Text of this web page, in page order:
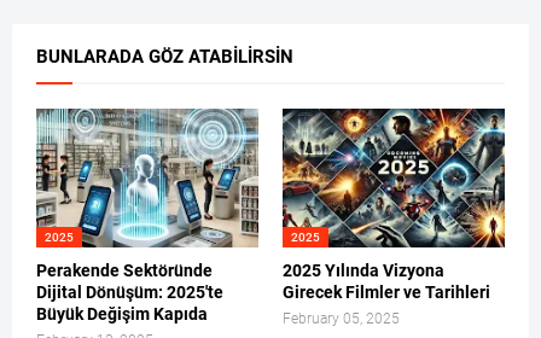
BUNLARADA GÖZ ATABILIRSIN
2025
Perakende Sektöründe
Dijital Dönüşüm: 2025'te
Büyük Değişim Kapıda
2025
2025 Yılında Vizyona
Girecek Filmler ve Tarihleri
February 05, 2025